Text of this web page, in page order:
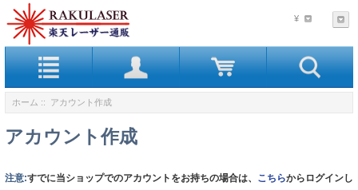
¥
ホーム :: アカウント作成
アカウント作成
注意:すでに当ショップでのアカウントをお持ちの場合は、 こちらからログインし